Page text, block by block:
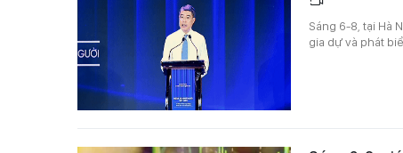
Sáng 6-8, tại Hà
gia dự và phát